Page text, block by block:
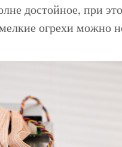
достойное, при
огрехи можно